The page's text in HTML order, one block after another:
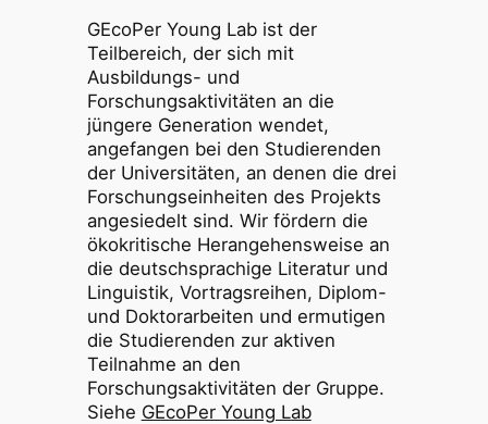
GEcoPer Young Lab ist der
Teilbereich, der sich mit
Ausbildungs- und
Forschungsaktivitäten an die
jüngere Generation wendet,
angefangen bei den Studierenden
der Universitäten, an denen die drei
Forschungseinheiten des Projekts
angesiedelt sind. Wir fördern die
ökokritische Herangehensweise an
die deutschsprachige Literatur und
Linguistik, Vortragsreihen, Diplom-
und Doktorarbeiten und ermutigen
die Studierenden zur aktiven
Teilnahme an den
Forschungsaktivitäten der Gruppe.
Siehe GEcoPer Young Lab